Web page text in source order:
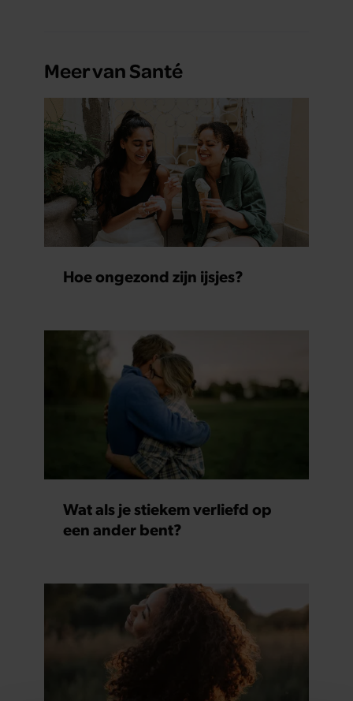
Meer van Santé
Hoe ongezond zijn ijsjes?
Wat als je stiekem verliefd op
een ander bent?